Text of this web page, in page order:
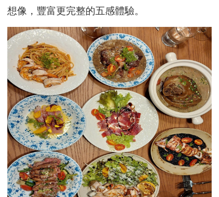
想像，豐富更完整的五感體驗。